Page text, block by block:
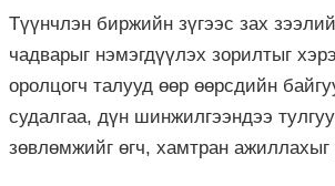
Түүнчлэн биржийн зүгээс зах
чадварыг нэмэгдүүлэх зорилтыг
оролцогч талууд өөр өөрсдийн
судалгаа, дүн шинжилгээндээ
зөвлөмжийг өгч, хамтран ажиллахыг